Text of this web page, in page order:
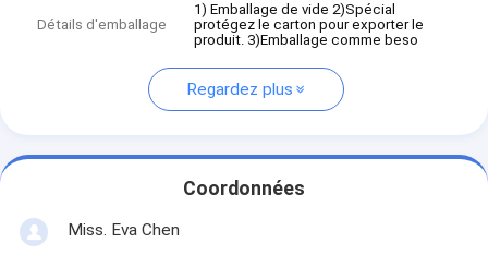
Détails d'emballage
1) Emballage de vide 2)Spécial
protégez le carton pour exporter le
produit. 3)Emballage comme beso
Regardez plus
Coordonnées
Miss. Eva Chen